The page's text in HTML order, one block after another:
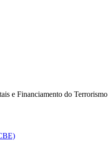
e Financiamento do Terrorismo